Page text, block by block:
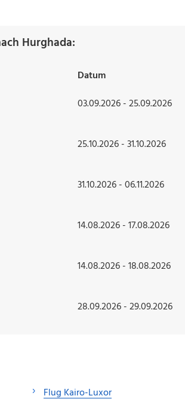
Hurghada:
Datum
03.09.2026 - 25.09.2026
25.10.2026 - 31.10.2026
31.10.2026 - 06.11.2026
14.08.2026 - 17.08.2026
14.08.2026 - 18.08.2026
28.09.2026 - 29.09.2026
Flug Kairo-Luxor